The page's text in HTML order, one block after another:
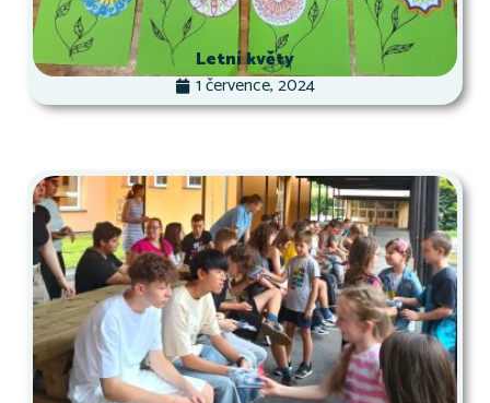
Letní květy
1 července, 2024